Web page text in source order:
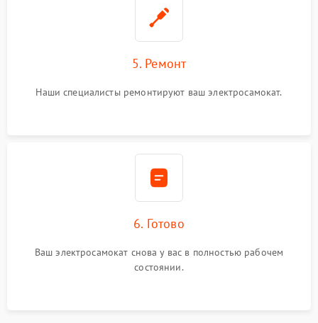
5. Ремонт
Наши специалисты ремонтируют ваш электросамокат.
6. Готово
Ваш электросамокат снова у вас в полностью рабочем
состоянии.